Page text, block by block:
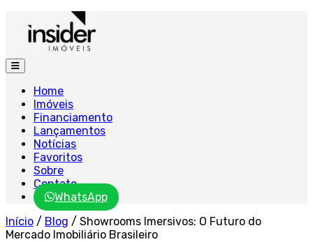
Home
Imóveis
Financiamento
Lançamentos
Notícias
Favoritos
Sobre
Contato
WhatsApp
Início / Blog / Showrooms Imersivos: O Futuro do
Mercado Imobiliário Brasileiro